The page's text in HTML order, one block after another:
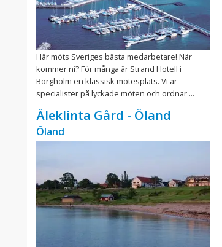
Här möts Sveriges bästa medarbetare! När
kommer ni? För många är Strand Hotell i
Borgholm en klassisk mötesplats. Vi är
specialister på lyckade möten och ordnar ...
Äleklinta Gård - Öland
Öland